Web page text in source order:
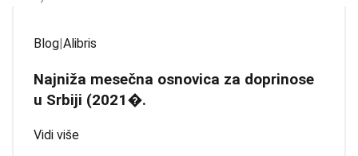
Blog|Alibris
Najniža mesečna osnovica za doprinose
u Srbiji (2021�.
Vidi više